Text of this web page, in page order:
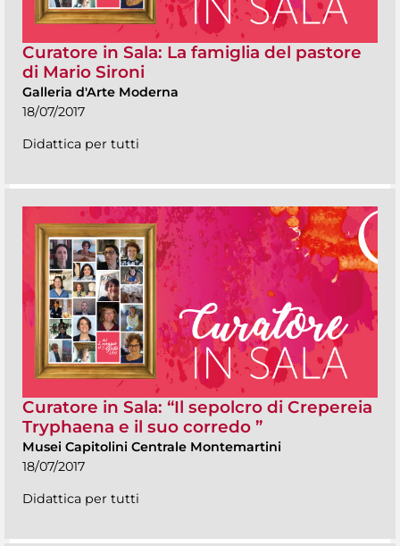
Curatore in Sala: La famiglia del pastore
di Mario Sironi
Galleria d'Arte Moderna
18/07/2017
Didattica per tutti
Curatore in Sala: “Il sepolcro di Crepereia
Tryphaena e il suo corredo ”
Musei Capitolini Centrale Montemartini
18/07/2017
Didattica per tutti